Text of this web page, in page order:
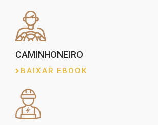
CAMINHONEIRO
BAIXAR EBOOK